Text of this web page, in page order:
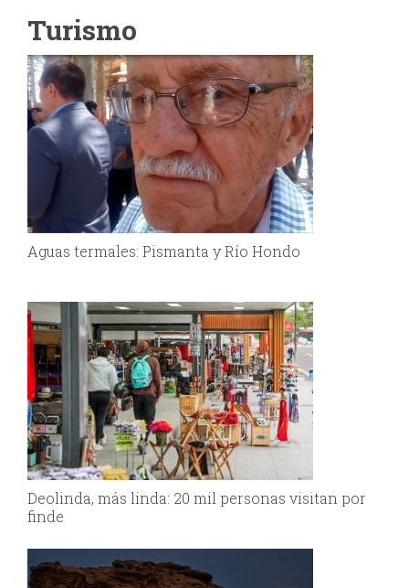
Turismo
Aguas termales: Pismanta y Río Hondo
Deolinda, más linda: 20 mil personas visitan por
finde